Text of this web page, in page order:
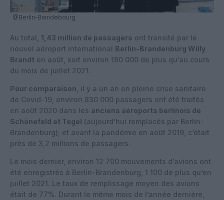
@Berlin-Brandebourg
Au total, 1,43 million de passagers ont transité par le
nouvel aéroport international Berlin-Brandenburg Willy
Brandt en août, soit environ 180 000 de plus qu’au cours
du mois de juillet 2021.
Pour comparaison , il y a un an en pleine crise sanitaire
de Covid-19, environ 830 000 passagers ont été traités
en août 2020 dans les anciens aéroports berlinois de
Schönefeld et Tegel (aujourd’hui remplacés par Berlin-
Brandenburg); et avant la pandémie en août 2019, c’était
près de 3,2 millions de passagers.
Le mois dernier, environ 12 700 mouvements d’avions ont
été enregistrés à Berlin-Brandenburg, 1 100 de plus qu’en
juillet 2021. Le taux de remplissage moyen des avions
était de 77%. Durant le même mois de l’année dernière,